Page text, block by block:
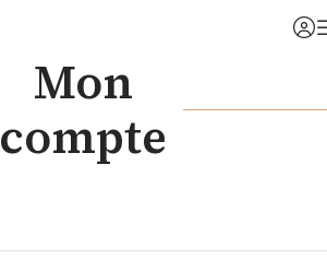
Mon
compte